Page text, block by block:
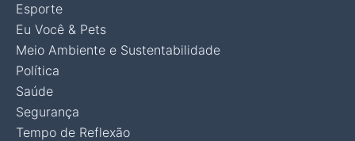
Esporte
Eu Você & Pets
Meio Ambiente e Sustentabilidade
Política
Saúde
Segurança
Tempo de Reflexão